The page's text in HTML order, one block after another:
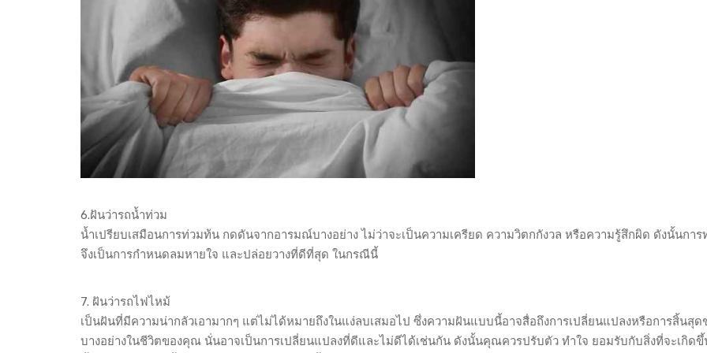
6.ฝันว่ารถน้ำท่วม
น้ำเปรียบเสมือนการท่วมท้น กดดันจากอารมณ์บางอย่าง ไม่ว่าจะเป็นความเครียด ความวิตกกังวล หรือความรู้สึกผิด ดังนั้นการ
จึงเป็นการกำหนดลมหายใจ และปล่อยวางที่ดีที่สุด ในกรณีนี้
7. ฝันว่ารถไฟไหม้
เป็นฝันที่มีความน่ากลัวเอามากๆ แต่ไม่ได้หมายถึงในแง่ลบเสมอไป ซึ่งความฝันแบบนี้อาจสื่อถึงการเปลี่ยนแปลงหรือการสิ้นสุด
บางอย่างในชีวิตของคุณ นั่นอาจเป็นการเปลี่ยนแปลงที่ดีและไม่ดีได้เช่นกัน ดังนั้นคุณควรปรับตัว ทำใจ ยอมรับกับสิ่งที่จะเกิดขึ้